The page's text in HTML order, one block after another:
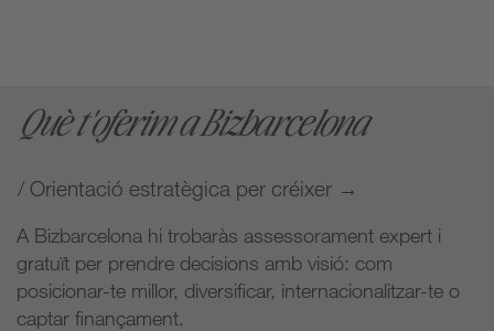
Què t'oferim a Bizbarcelona
/ Orientació estratègica per créixer →
A Bizbarcelona hi trobaràs assessorament expert i
gratuït per prendre decisions amb visió: com
posicionar-te millor, diversificar, internacionalitzar-te o
captar finançament.